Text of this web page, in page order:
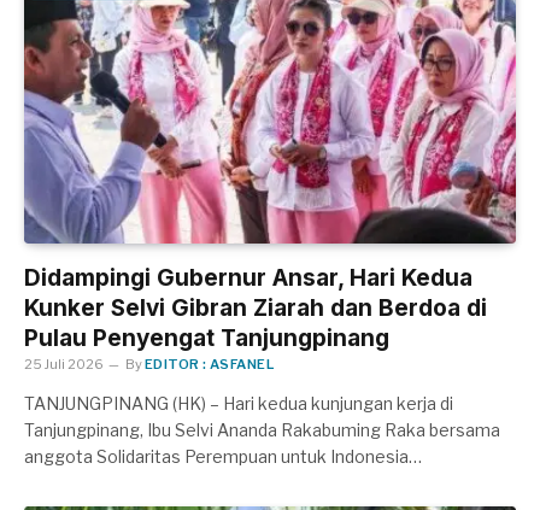
Didampingi Gubernur Ansar, Hari Kedua
Kunker Selvi Gibran Ziarah dan Berdoa di
Pulau Penyengat Tanjungpinang
25 Juli 2026 ByEDITOR : ASFANEL
TANJUNGPINANG (HK) – Hari kedua kunjungan kerja di
Tanjungpinang, Ibu Selvi Ananda Rakabuming Raka bersama
anggota Solidaritas Perempuan untuk Indonesia…